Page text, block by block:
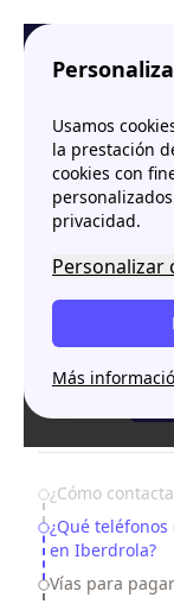
Usamos
la prestación
cookies con
privacidad.
Personalizar
Más
Papernest.es
Table of
¿Cómo
¿Qué
en Iberdrola?
Vías para